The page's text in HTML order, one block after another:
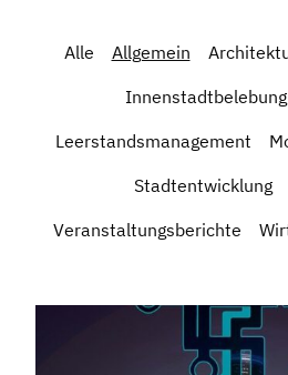
Alle Allgemein
Innenstadtbelebung
Leerstandsmanagement
Stadtentwicklung
Veranstaltungsberichte